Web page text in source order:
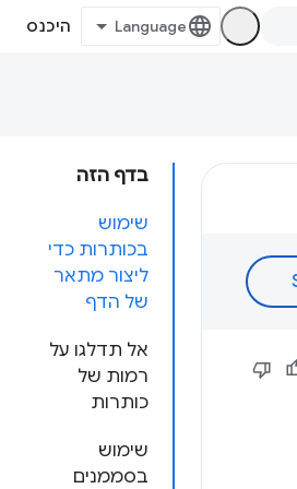
היכנס
בדף הזה
שימוש
בכותרות כדי
ליצור מתאר
של הדף
אל תדלגו על
רמות של
כותרות
שימוש
בסממנים